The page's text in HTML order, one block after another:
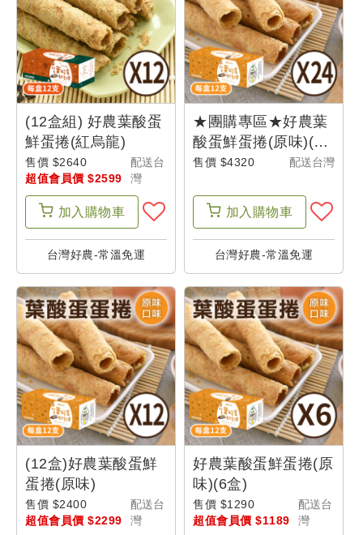
值
會
員
體
驗
帳
戶
定
(12盒組) 好農葉酸蛋
鮮蛋捲(紅烏龍)
售價 $2640
超值會員價 $2599
配送台
灣
加入 購物車
台灣好農-常溫免運
★團購專區★好農葉
酸蛋鮮蛋捲(原味)(24
盒)
售價 $4320 配送台灣
加入 購物車
台灣好農-常溫免運
(12盒)好農葉酸蛋鮮
蛋捲(原味)
售價 $2400
超值會員價 $2299
配送台
灣
好農葉酸蛋鮮蛋捲(原
味)(6盒)
售價 $1290
超值會員價 $1189
配送台
灣